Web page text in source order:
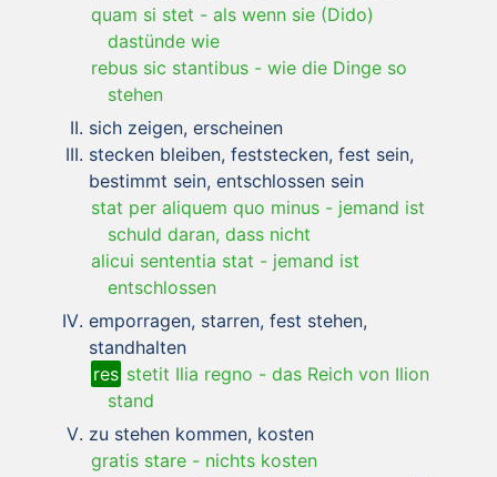
quam si stet - als wenn sie (Dido)
dastünde wie
rebus sic stantibus - wie die Dinge so
stehen
sich zeigen, erscheinen
stecken bleiben, feststecken, fest sein,
bestimmt sein, entschlossen sein
stat per aliquem quo minus - jemand ist
schuld daran, dass nicht
alicui sententia stat - jemand ist
entschlossen
emporragen, starren, fest stehen,
standhalten
res stetit Ilia regno - das Reich von Ilion
stand
zu stehen kommen, kosten
gratis stare - nichts kosten